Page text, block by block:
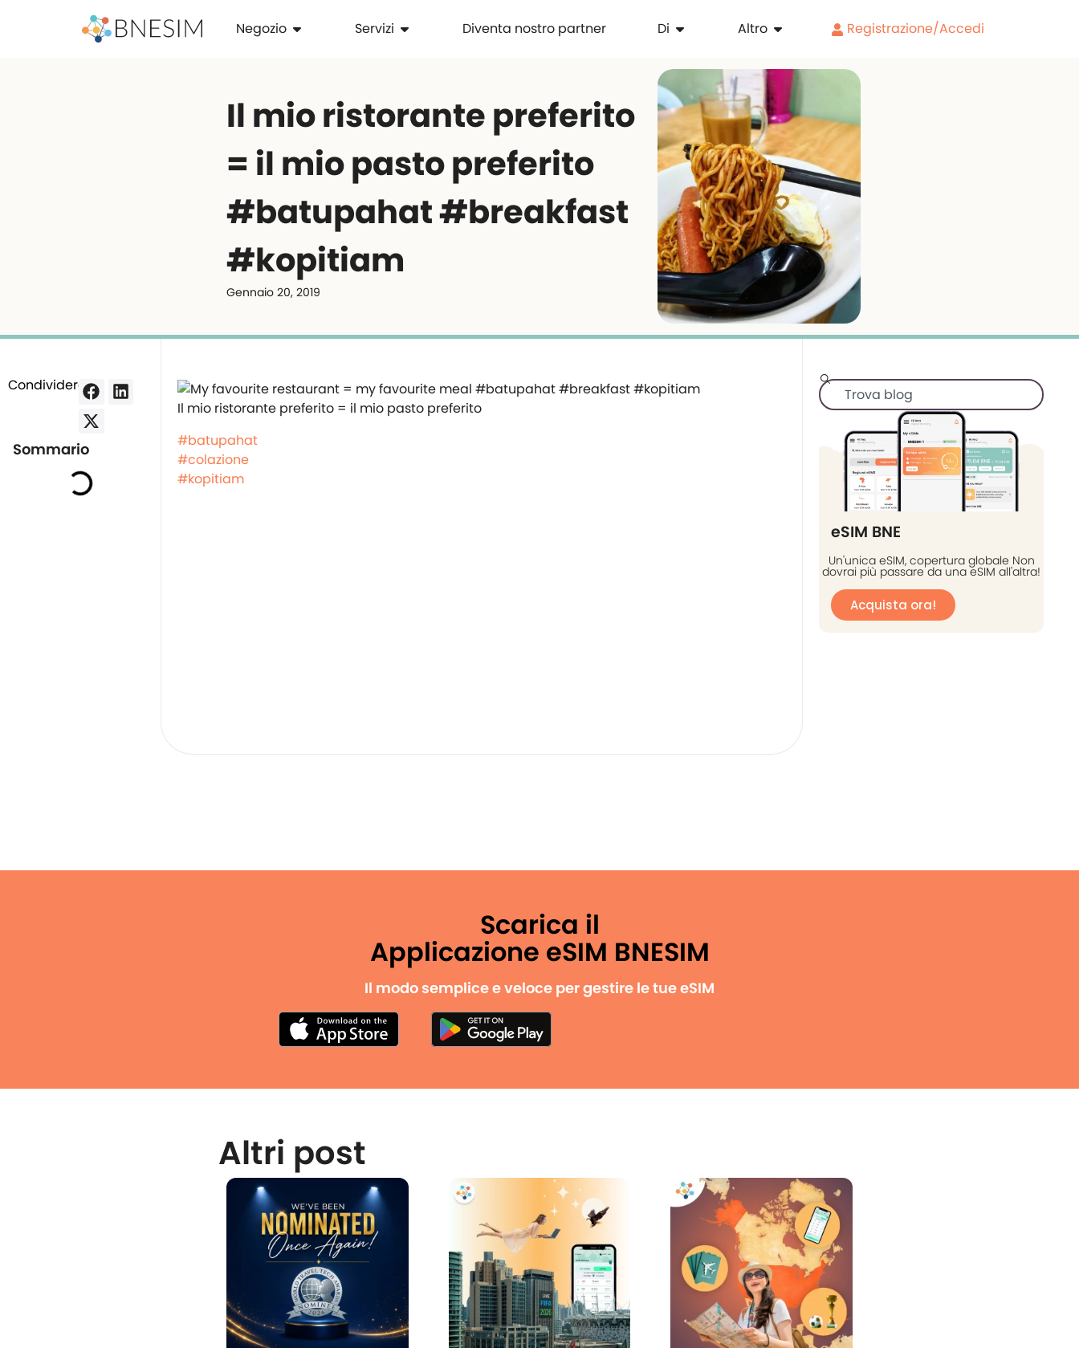
Negozio Servizi Diventa nostro partner Di Altro Registrazione/Accedi
Il mio ristorante preferito
= il mio pasto preferito
#batupahat #breakfast
#kopitiam
Gennaio 20, 2019
Condividere:
Sommario
Il mio ristorante preferito = il mio pasto preferito
#batupahat
#colazione
#kopitiam
eSIM BNE
Un'unica eSIM, copertura globale Non
dovrai più passare da una eSIM all'altra!
Acquista ora!
Scarica il
Applicazione eSIM BNESIM
Il modo semplice e veloce per gestire le tue eSIM
Altri post